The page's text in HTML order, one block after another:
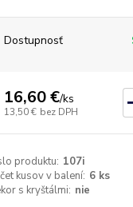
Dostupnosť
16,60 €/ks
13,50 € bez DPH
produktu: 107i
kusov v balení: 6 ks
s kryštálmi: nie